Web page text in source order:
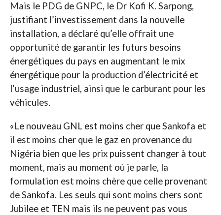
Mais le PDG de GNPC, le Dr Kofi K. Sarpong,
justifiant l’investissement dans la nouvelle
installation, a déclaré qu’elle offrait une
opportunité de garantir les futurs besoins
énergétiques du pays en augmentant le mix
énergétique pour la production d’électricité et
l’usage industriel, ainsi que le carburant pour les
véhicules.
«Le nouveau GNL est moins cher que Sankofa et
il est moins cher que le gaz en provenance du
Nigéria bien que les prix puissent changer à tout
moment, mais au moment où je parle, la
formulation est moins chère que celle provenant
de Sankofa. Les seuls qui sont moins chers sont
Jubilee et TEN mais ils ne peuvent pas vous